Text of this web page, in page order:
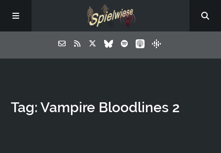
Tag: Vampire Bloodlines 2